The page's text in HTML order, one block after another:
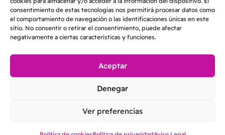
consentimiento de estas tecnologías nos permitirá procesar datos como
el comportamiento de navegación o las identificaciones únicas en este
sitio. No consentir o retirar el consentimiento, puede afectar
negativamente a ciertas características y funciones.
Aceptar
Denegar
Ver preferencias
2026 © Helper & Friends S.L. | Todos los derechos reservados